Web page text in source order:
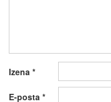
Izena *
E-posta *